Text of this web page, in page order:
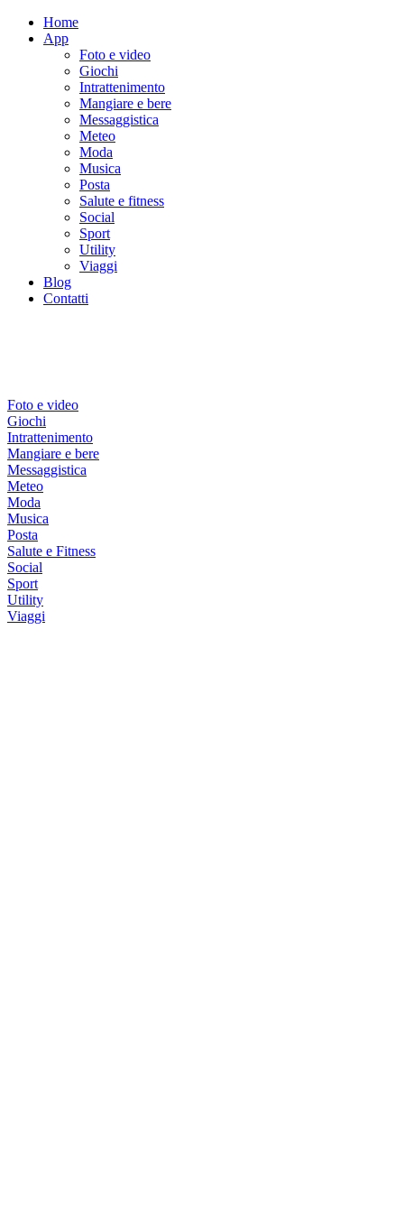
Home
App
Foto e video
Giochi
Intrattenimento
Mangiare e bere
Messaggistica
Meteo
Moda
Musica
Posta
Salute e fitness
Social
Sport
Utility
Viaggi
Blog
Contatti
Foto e video
Giochi
Intrattenimento
Mangiare e bere
Messaggistica
Meteo
Moda
Musica
Posta
Salute e Fitness
Social
Sport
Utility
Viaggi